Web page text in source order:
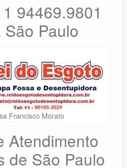
94469.9801
São Paulo
Francisco Morato
Atendimento
de São Paulo